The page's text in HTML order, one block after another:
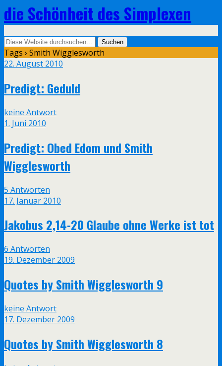
die Schönheit des Simplexen
Tags › Smith Wigglesworth
22. August 2010
Predigt: Geduld
keine Antwort
1. Juni 2010
Predigt: Obed Edom und Smith
Wigglesworth
5 Antworten
17. Januar 2010
Jakobus 2,14-20 Glaube ohne Werke ist tot
6 Antworten
19. Dezember 2009
Quotes by Smith Wigglesworth 9
keine Antwort
17. Dezember 2009
Quotes by Smith Wigglesworth 8